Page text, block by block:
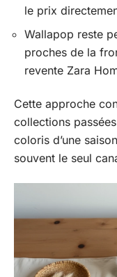
le prix
Wallapop reste
proches de la
revente Zara
Cette approche
collections
coloris d’une
souvent le seul